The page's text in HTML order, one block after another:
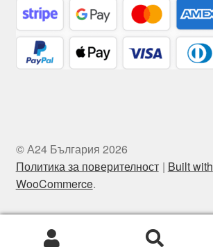
© А24 България 2026
Политика за поверителност
Built with
WooCommerce.
Търсене
Търсене